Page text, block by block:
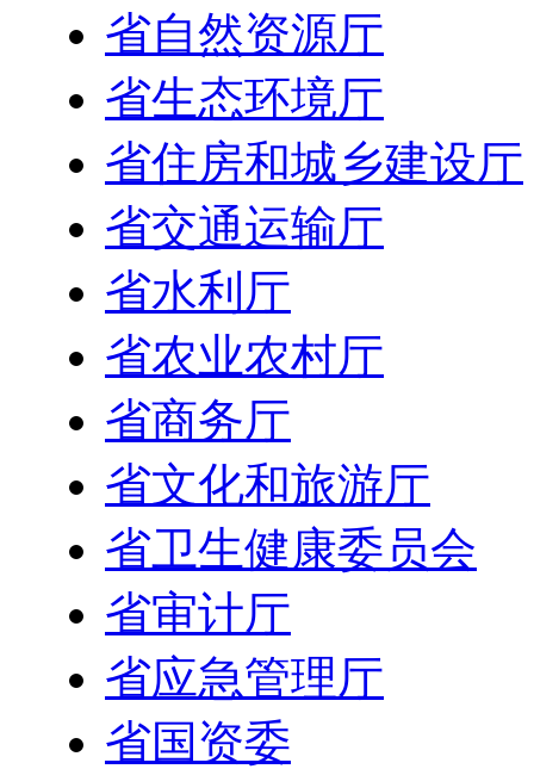
省自然资源厅
省生态环境厅
省住房和城乡建设厅
省交通运输厅
省水利厅
省农业农村厅
省商务厅
省文化和旅游厅
省卫生健康委员会
省审计厅
省应急管理厅
省国资委